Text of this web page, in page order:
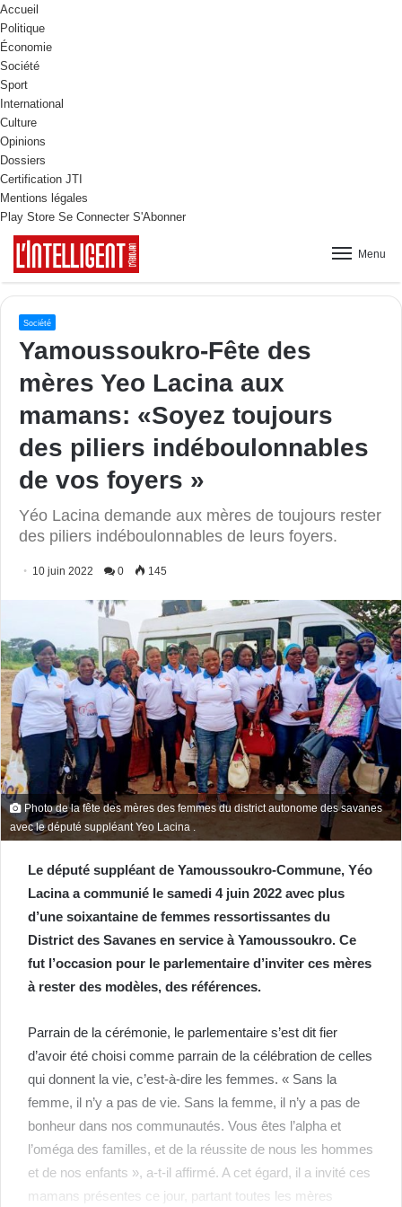
Accueil
Politique
Économie
Société
Sport
International
Culture
Opinions
Dossiers
Certification JTI
Mentions légales
Play Store Se Connecter S'Abonner
Menu
Société
Yamoussoukro-Fête des
mères Yeo Lacina aux
mamans: «Soyez toujours
des piliers indéboulonnables
de vos foyers »
Yéo Lacina demande aux mères de toujours rester
des piliers indéboulonnables de leurs foyers.
10 juin 2022 0 145
Photo de la fête des mères des femmes du district autonome des savanes
avec le député suppléant Yeo Lacina .
Le député suppléant de Yamoussoukro-Commune, Yéo
Lacina a communié le samedi 4 juin 2022 avec plus
d’une soixantaine de femmes ressortissantes du
District des Savanes en service à Yamoussoukro. Ce
fut l’occasion pour le parlementaire d’inviter ces mères
à rester des modèles, des références.
Parrain de la cérémonie, le parlementaire s’est dit fier
d’avoir été choisi comme parrain de la célébration de celles
qui donnent la vie, c’est-à-dire les femmes. « Sans la
femme, il n’y a pas de vie. Sans la femme, il n’y a pas de
bonheur dans nos communautés. Vous êtes l’alpha et
l’oméga des familles, et de la réussite de nous les hommes
et de nos enfants », a-t-il affirmé. A cet égard, il a invité ces
mamans présentes ce jour, partant toutes les mères